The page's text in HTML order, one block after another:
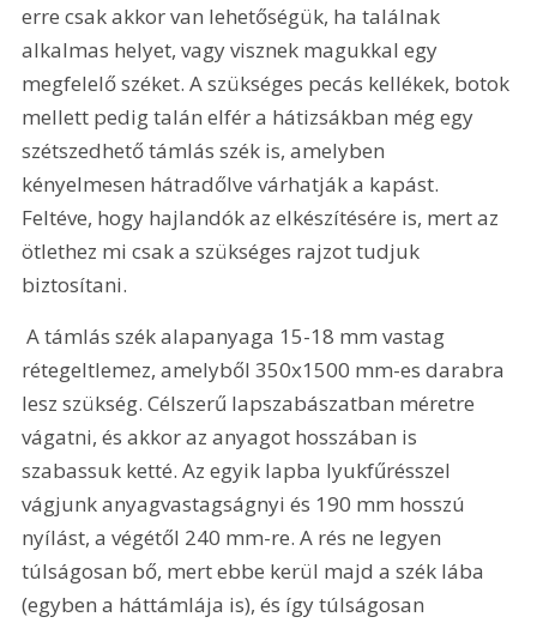
erre csak akkor van lehetőségük, ha találnak
alkalmas helyet, vagy visznek magukkal egy
megfelelő széket. A szükséges pecás kellékek, botok
mellett pedig talán elfér a hátizsákban még egy
szétszedhető támlás szék is, amelyben
kényelmesen hátradőlve várhatják a kapást.
Feltéve, hogy hajlandók az elkészítésére is, mert az
ötlethez mi csak a szükséges rajzot tudjuk
biztosítani.
A támlás szék alapanyaga 15-18 mm vastag
rétegeltlemez, amelyből 350x1500 mm-es darabra
lesz szükség. Célszerű lapszabászatban méretre
vágatni, és akkor az anyagot hosszában is
szabassuk ketté. Az egyik lapba lyukfűrésszel
vágjunk anyagvastagságnyi és 190 mm hosszú
nyílást, a végétől 240 mm-re. A rés ne legyen
túlságosan bő, mert ebbe kerül majd a szék lába
(egyben a háttámlája is), és így túlságosan